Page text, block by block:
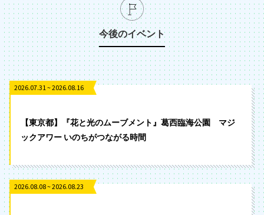
今後のイベント
2026.07.31 ~ 2026.08.16
【東京都】『花と光のムーブメント』葛西臨海公園 マジ
ックアワー いのちがつながる時間
2026.08.08 ~ 2026.08.23